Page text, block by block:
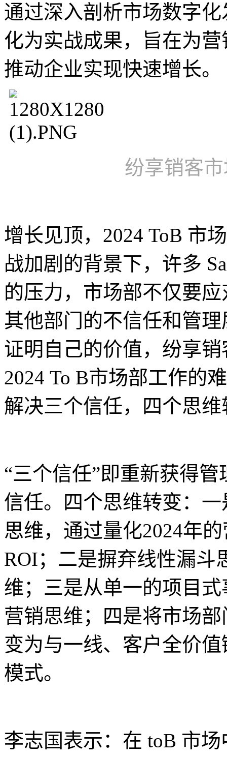
通过深入剖析市场数字
化为实战成果，旨在为
推动企业实现快速增长。
纷享销客
增长见顶，2024 ToB 市
战加剧的背景下，许多
的压力，市场部不仅要
其他部门的不信任和管
证明自己的价值，纷享
2024 To B市场部工作的
解决三个信任，四个思维
“三个信任”即重新获得
信任。四个思维转变：
思维，通过量化2024年
ROI；二是摒弃线性漏斗
维；三是从单一的项目
营销思维；四是将市场
变为与一线、客户全价
模式。
李志国表示：在 toB 市